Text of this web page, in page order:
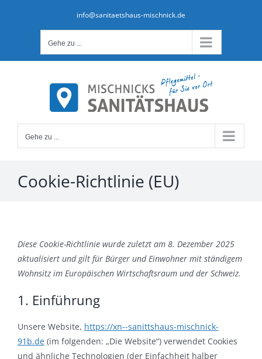
info@sanitaetshaus-mischnick.de
Gehe zu ...
Gehe zu ...
Cookie-Richtlinie (EU)
Diese Cookie-Richtlinie wurde zuletzt am 8. Dezember 2025
aktualisiert und gilt für Bürger und Einwohner mit ständigem
Wohnsitz im Europäischen Wirtschaftsraum und der Schweiz.
1. Einführung
Unsere Website, https://xn--sanittshaus-mischnick-
91b.de (im folgenden: „Die Website“) verwendet Cookies
und ähnliche Technologien (der Einfachheit halber